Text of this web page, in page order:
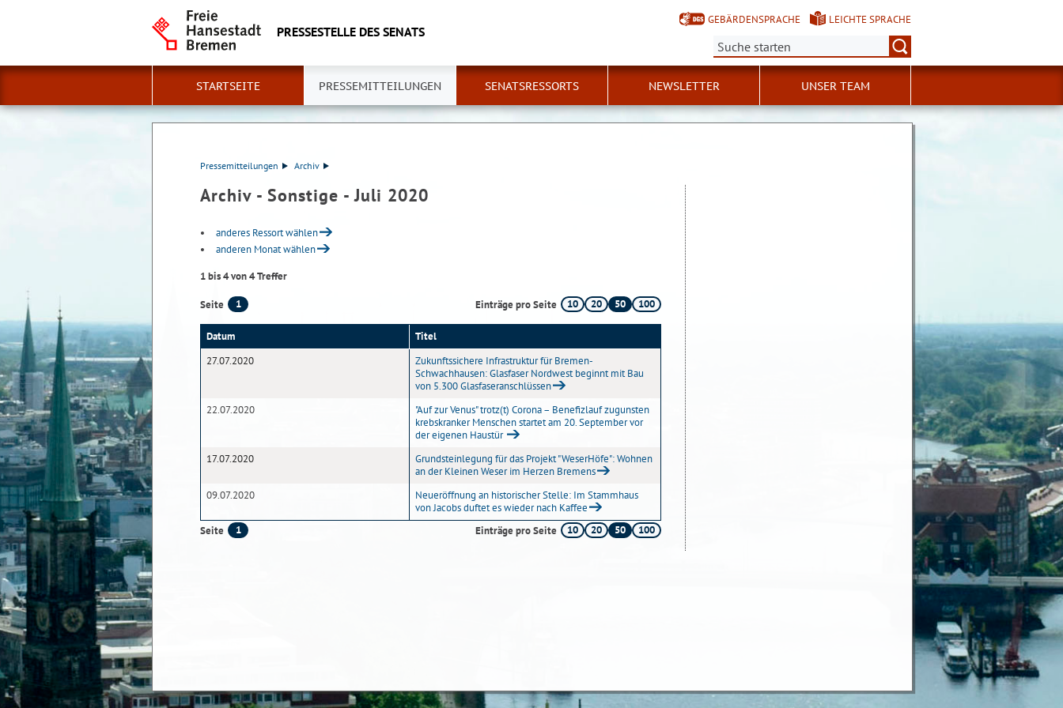
PRESSESTELLE DES SENATS
GEBÄRDENSPRACHE
LEICHTE SPRACHE
Suche:
STARTSEITE PRESSEMITTEILUNGEN SENATSRESSORTS NEWSLETTER UNSER TEAM
Pressemitteilungen Archiv
Archiv - Sonstige - Juli 2020
anderes Ressort wählen
anderen Monat wählen
1 bis 4 von 4 Treffer
Seite 1 Einträge pro Seite 10 20 50 100
Datum
Titel
27.07.2020
Zukunftssichere Infrastruktur für Bremen-
Schwachhausen: Glasfaser Nordwest beginnt mit Bau
von 5.300 Glasfaseranschlüssen
22.07.2020
"Auf zur Venus" trotz(t) Corona – Benefizlauf zugunsten
krebskranker Menschen startet am 20. September vor
der eigenen Haustür
17.07.2020
Grundsteinlegung für das Projekt "WeserHöfe": Wohnen
an der Kleinen Weser im Herzen Bremens
09.07.2020
Neueröffnung an historischer Stelle: Im Stammhaus
von Jacobs duftet es wieder nach Kaffee
Seite
1 Einträge pro Seite 10 20 50 100